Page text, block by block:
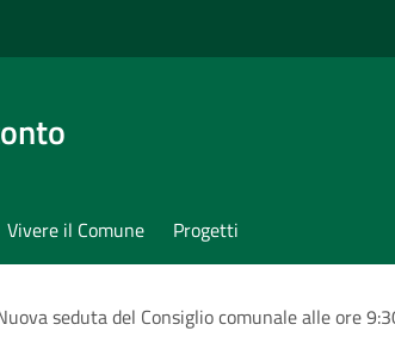
Vivere il Comune Progetti
seduta del Consiglio comunale alle ore